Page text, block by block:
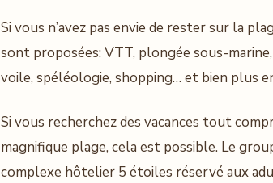
Si vous n’avez pas envie de rester sur la
sont proposées: VTT, plongée sous-
voile, spéléologie, shopping… et bien plus
Si vous recherchez des vacances tout
magnifique plage, cela est possible. Le
complexe hôtelier 5 étoiles réservé aux